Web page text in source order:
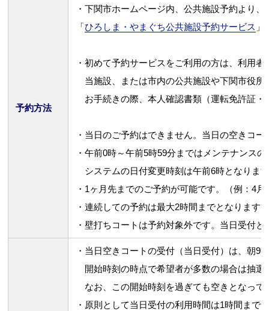
予約方法
・下関市ホームページ内、公共施設予約より
「ひろしま・やまぐち公共施設予約サービス
・初めて予約サービスをご利用の方は、利用
当施設、または市内の公共施設や下関市役
お手続きの際、本人確認書類（運転免許証・
・当日のご予約はできません。当日の空きコ
・午前0時～午前5時59分まではメンテナンス
システムの日付変更時刻は午前6時となりま
・1ヶ月先までのご予約が可能です。（例：4
・連続しての予約は最大2時間までとなります
・壁打ちコートは予約対象外です。当日受付と
・当日空きコートの受付（当日受付）は、朝9
開始時刻の時点で希望者が多数の場合は抽選
なお、この開始時刻を過ぎても空きとなっ
・原則として当日受付の利用時間は1時間まで